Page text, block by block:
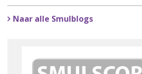
Naar alle Smulblogs